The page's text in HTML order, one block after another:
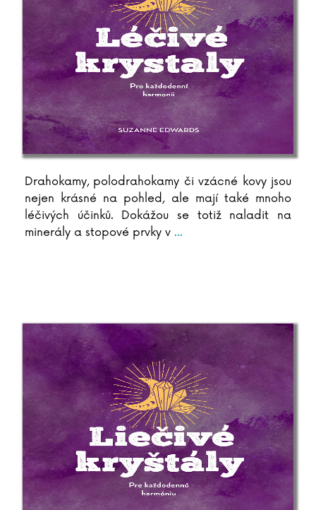
Drahokamy, polodrahokamy či vzácné kovy jsou
nejen krásné na pohled, ale mají také mnoho
léčivých účinků. Dokážou se totiž naladit na
minerály a stopové prvky v ...